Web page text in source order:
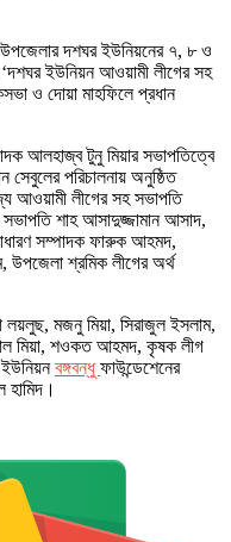
উপজেলার দশঘর ইউনিয়নের ৭, ৮ ও
ইউনিয়ন আওয়ামী লীগের সহ
ও দোয়া মাহফিলে প্রধান
আলহাজ্ব টুনু মিয়ার সভাপতিত্বে
সেবুলের পরিচালনায় অনুষ্ঠিত
আওয়ামী লীগের সহ সভাপতি
শাহ আসাদুজ্জামান আসাদ,
সম্পাদক ফারুক আহমদ,
শ্রমিক লীগের অর্থ
লয়লুছ, মজনু মিয়া, সিরাজুল ইসলাম,
লাল মিয়া, শওকত আহমদ, কৃষক লীগ
ইউনিয়নবঙ্গবন্ধুফাউন্ডেশেনের
হামিদ।